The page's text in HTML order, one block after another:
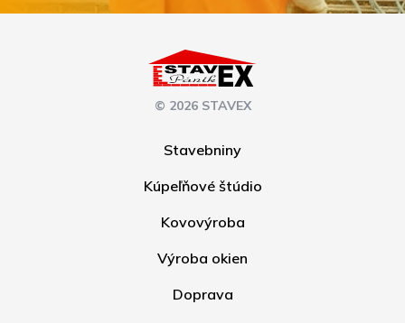
© 2026 STAVEX
Stavebniny
Kúpeľňové štúdio
Kovovýroba
Výroba okien
Doprava